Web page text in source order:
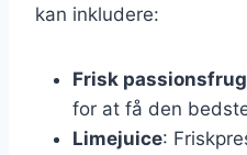
kan inkludere:
Frisk
for at få den
Limejuice: